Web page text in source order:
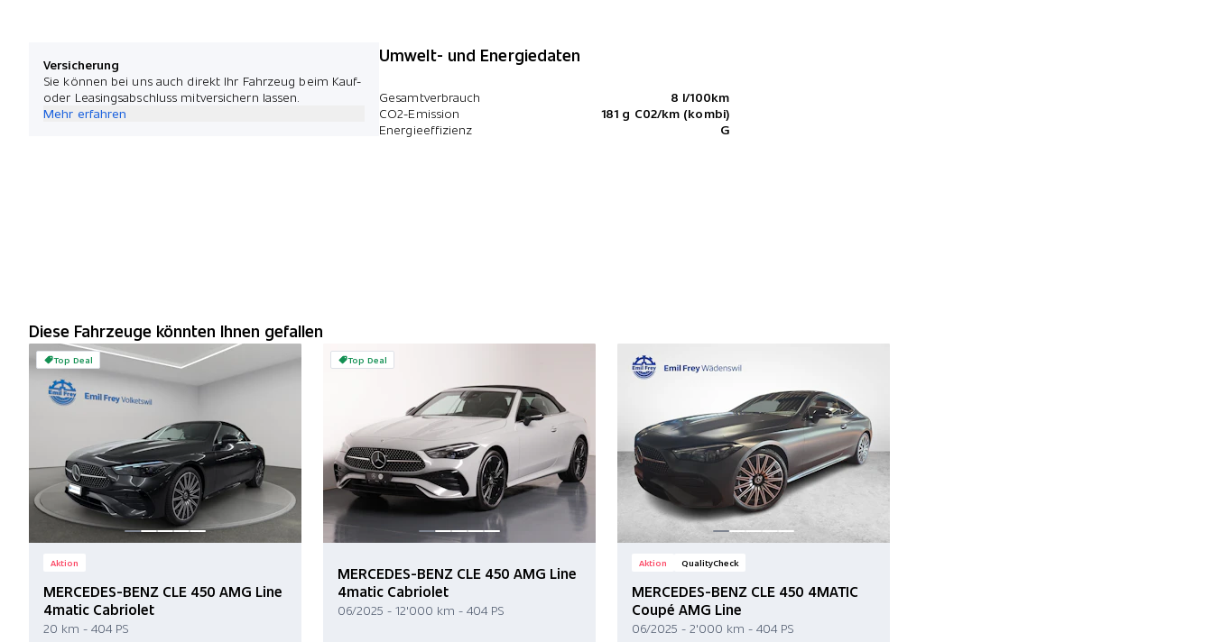
Versicherung
Sie können bei uns auch direkt Ihr Fahrzeug beim Kauf-
oder Leasingsabschluss mitversichern lassen.
Mehr erfahren
Umwelt- und Energiedaten
Gesamtverbrauch
8 l/100km
CO2-Emission
181 g C02/km (kombi)
Energieeffizienz
G
Diese Fahrzeuge könnten Ihnen gefallen
Top Deal
Aktion
MERCEDES-BENZ CLE 450 AMG Line
4matic Cabriolet
20 km - 404 PS
Top Deal
MERCEDES-BENZ CLE 450 AMG Line
4matic Cabriolet
06/2025 - 12'000 km - 404 PS
Aktion QualityCheck
MERCEDES-BENZ CLE 450 4MATIC
Coupé AMG Line
06/2025 - 2'000 km - 404 PS